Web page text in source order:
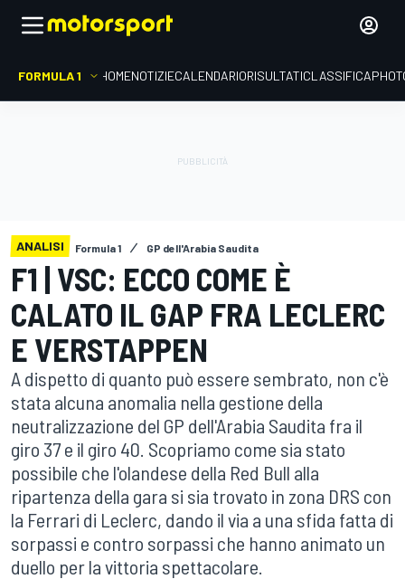
FORMULA 1 HOMENOTIZIECALENDARIORISULTATICLASSIFICA
ANALISI Formula 1 GP dell'Arabia Saudita
F1 | VSC: ECCO COME È
CALATO IL GAP FRA LECLERC
E VERSTAPPEN
A dispetto di quanto può essere sembrato, non c'è
stata alcuna anomalia nella gestione della
neutralizzazione del GP dell'Arabia Saudita fra il
giro 37 e il giro 40. Scopriamo come sia stato
possibile che l'olandese della Red Bull alla
ripartenza della gara si sia trovato in zona DRS con
la Ferrari di Leclerc, dando il via a una sfida fatta di
sorpassi e contro sorpassi che hanno animato un
duello per la vittoria spettacolare.